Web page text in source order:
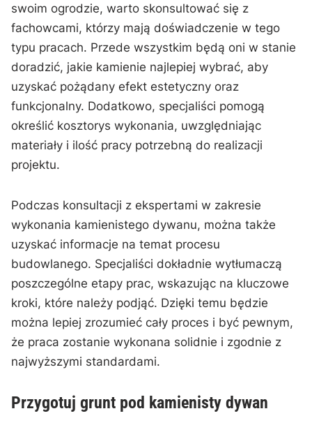
swoim ‍ogrodzie, warto skonsultować się z‍
fachowcami, którzy mają doświadczenie w‌ tego
typu pracach. ⁣Przede wszystkim będą oni w stanie
doradzić, ‍jakie kamienie najlepiej wybrać, aby ​
uzyskać pożądany efekt estetyczny oraz
funkcjonalny. ‍Dodatkowo,⁣ specjaliści pomogą
określić kosztorys wykonania, uwzględniając ​
materiały i‌ ilość‌ pracy potrzebną do realizacji
projektu.
Podczas⁤ konsultacji z ekspertami ‌w zakresie
wykonania ‌kamienistego dywanu, ​można także
‌uzyskać informacje na temat procesu
budowlanego. Specjaliści dokładnie wytłumaczą
poszczególne etapy prac, wskazując na kluczowe
kroki, które⁣ należy podjąć. Dzięki temu ‌będzie
można lepiej⁢ zrozumieć ‌cały proces‌ i być pewnym,​
że praca zostanie wykonana solidnie i zgodnie z
najwyższymi standardami.
Przygotuj grunt pod kamienisty dywan